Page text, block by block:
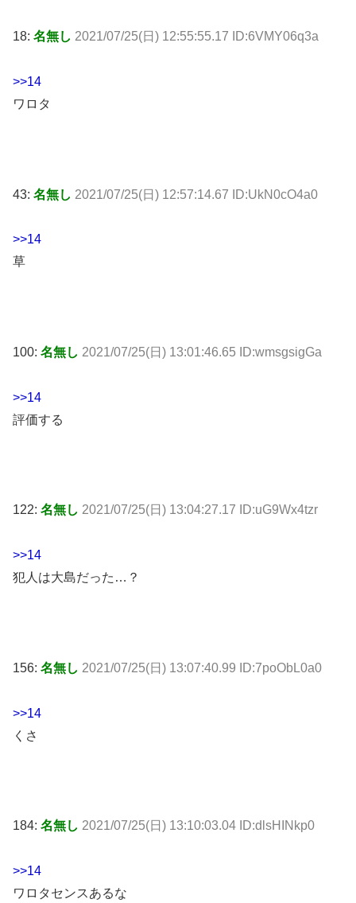
18: 名無し 2021/07/25(日) 12:55:55.17 ID:6VMY06q3a
>>14
ワロタ
43: 名無し 2021/07/25(日) 12:57:14.67 ID:UkN0cO4a0
>>14
草
100: 名無し 2021/07/25(日) 13:01:46.65 ID:wmsgsigGa
>>14
評価する
122: 名無し 2021/07/25(日) 13:04:27.17 ID:uG9Wx4tzr
>>14
犯人は大島だった…？
156: 名無し 2021/07/25(日) 13:07:40.99 ID:7poObL0a0
>>14
くさ
184: 名無し 2021/07/25(日) 13:10:03.04 ID:dlsHINkp0
>>14
ワロタセンスあるな